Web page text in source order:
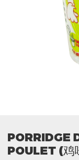
PORRIDGE
POULET (鸡